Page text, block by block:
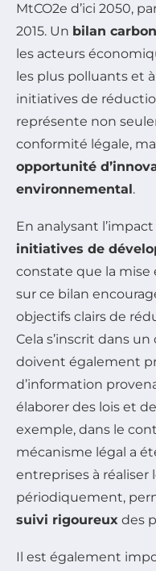
MtCO2e d’ici 2050,
2015. Un bilan
les acteurs
les plus polluants et
initiatives de
représente non
conformité légale,
opportunité
environnemental .
En analysant
initiatives de
constate que la
sur ce bilan
objectifs clairs de
Cela s’inscrit dans
doivent également
d’information
élaborer des lois et
exemple, dans le
mécanisme légal a
entreprises à réaliser
périodiquement,
suivi rigoureux des
Il est également